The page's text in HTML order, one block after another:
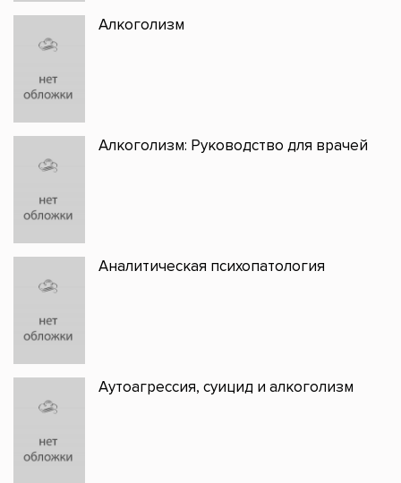
Алкоголизм
Алкоголизм: Руководство для врачей
Аналитическая психопатология
Аутоагрессия, суицид и алкоголизм